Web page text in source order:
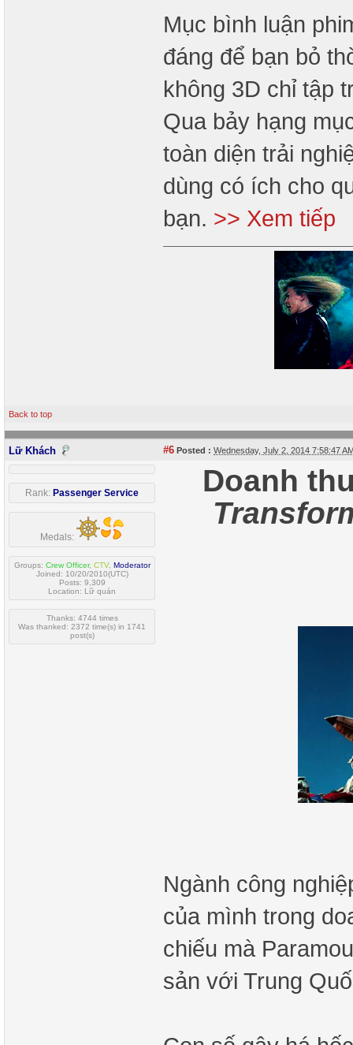
Mục bình luận
đáng để bạn bỏ
không 3D chỉ tập
Qua bảy hạng
toàn diện trải
dùng có ích cho
bạn. >> Xem tiếp
Back to top
Lữ Khách #6 Posted : Wednesday, July 2, 2014 7:58:47
Rank: Passenger Service
Medals:
Groups: Crew Officer, CTV, Moderator
Joined: 10/20/2010(UTC)
Posts: 9,309
Location: Lữ quán
Thanks: 4744 times
Was thanked: 2372 time(s) in 1741
post(s)
Doanh
Ngành công
của mình trong
chiếu mà
sản với Trung